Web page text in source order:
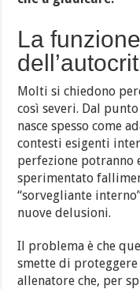
La
Molti si chiedono
così severi. Dal
nasce spesso come
contesti esigenti
perfezione potranno
sperimentato
“sorvegliante
nuove delusioni.
Il problema è che
smette di
allenatore che, per